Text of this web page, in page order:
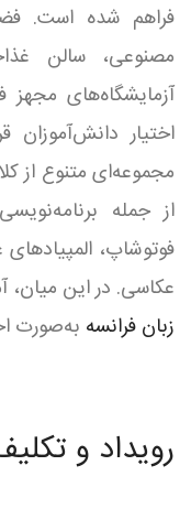
فراهم شده است.
مصنوعی، سالن
آزمایشگاه‌های
اختیار دانش‌آموزان
مجموعه‌ای متنوع از
از جمله
فوتوشاپ،
عکاسی. در این میان،
زبان فرانسه به‌صورت
رویداد و